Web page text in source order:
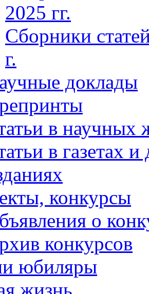
2025 гг.
Сборники
г.
доклады
в научных
в газетах
конкурсы
о
конкурсов
юбиляры
жизнь